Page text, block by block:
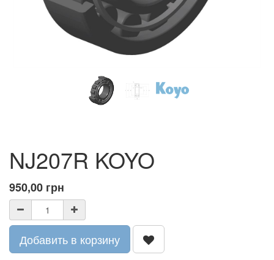
NJ207R KOYO
950,00 грн
Добавить в корзину